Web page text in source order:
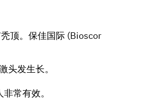
顶。保佳国际 (Bioscor
发生长。
常有效。